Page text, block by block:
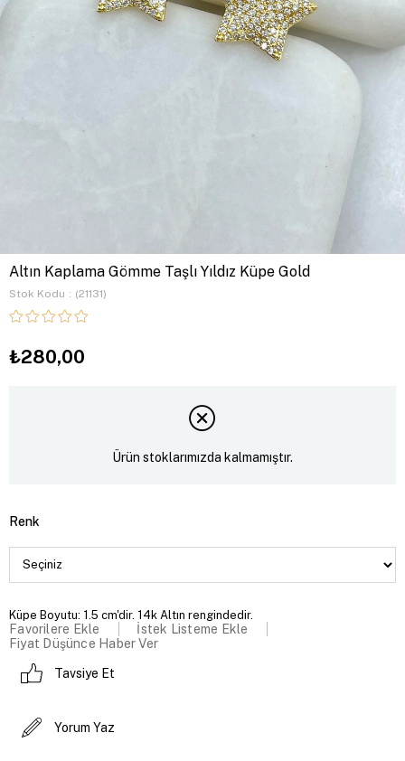
Altın Kaplama Gömme Taşlı Yıldız Küpe Gold
Stok Kodu (21131)
₺280,00
Ürün stoklarımızda kalmamıştır.
Renk
Küpe Boyutu: 1.5 cm'dir. 14k Altın rengindedir.
Favorilere Ekle
İstek Listeme Ekle
Fiyat Düşünce Haber Ver
Tavsiye Et
Yorum Yaz